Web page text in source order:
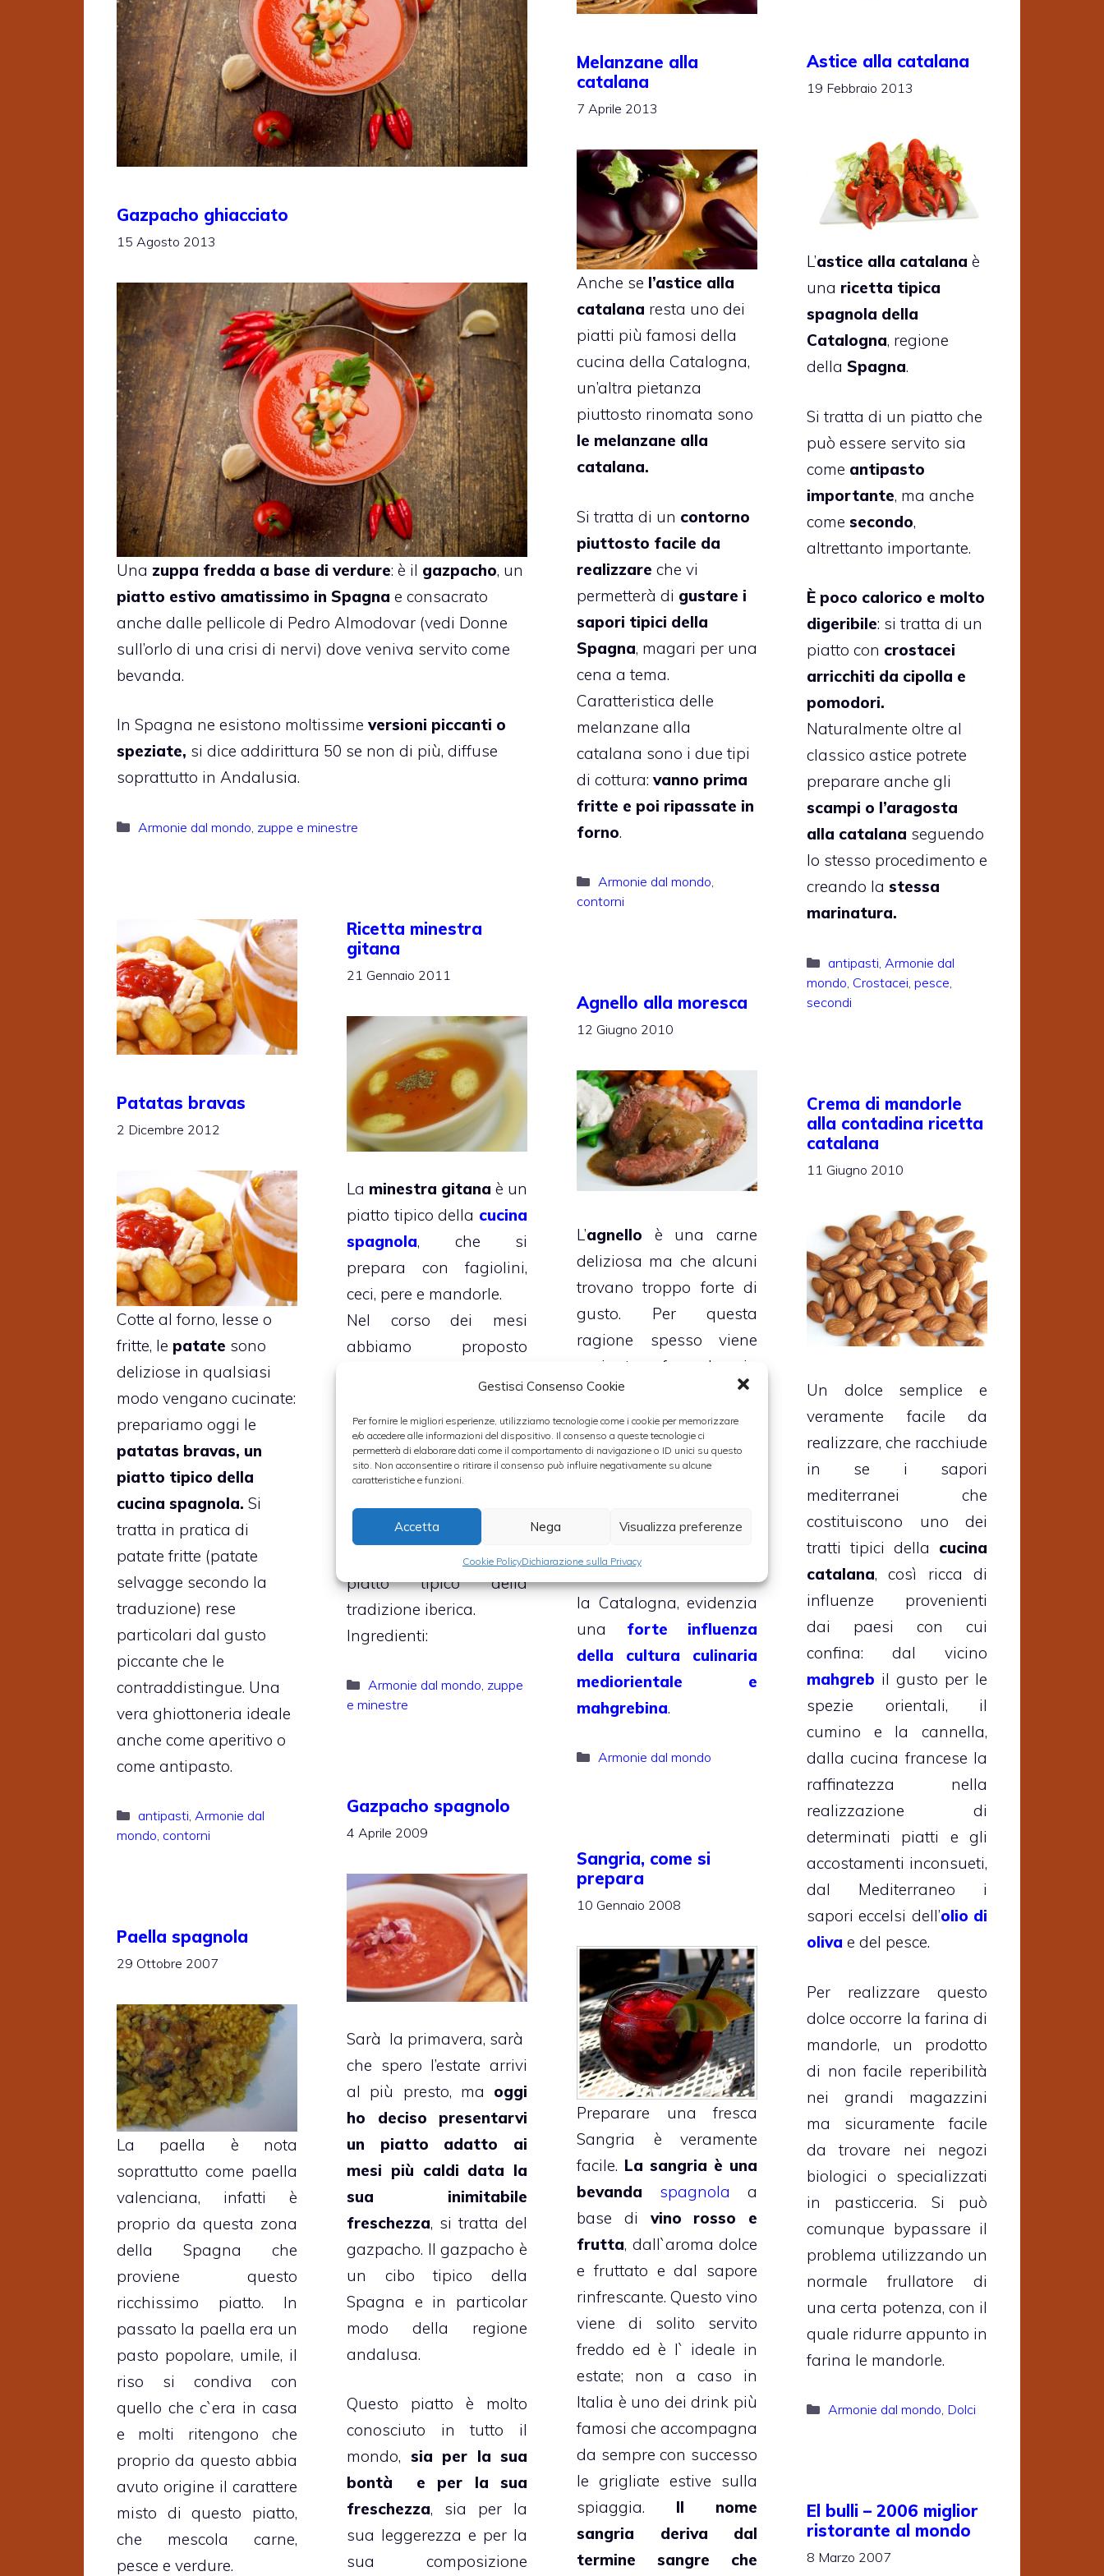
Gestisci Consenso Cookie
Per fornire le migliori esperienze, utilizziamo tecnologie come i cookie per memorizzare
e/o accedere alle informazioni del dispositivo. Il consenso a queste tecnologie ci
permetterà di elaborare dati come il comportamento di navigazione o ID unici su questo
sito. Non acconsentire o ritirare il consenso può influire negativamente su alcune
caratteristiche e funzioni.
Accetta Nega Visualizza preferenze
Cookie PolicyDichiarazione sulla Privacy
Gazpacho ghiacciato
15 Agosto 2013
Una zuppa fredda a base di verdure: è il gazpacho, un
piatto estivo amatissimo in Spagna e consacrato
anche dalle pellicole di Pedro Almodovar (vedi Donne
sull’orlo di una crisi di nervi) dove veniva servito come
bevanda.
In Spagna ne esistono moltissime versioni piccanti o
speziate, si dice addirittura 50 se non di più, diffuse
soprattutto in Andalusia.
Categorie
Armonie dal mondo zuppe e minestre
Melanzane alla
catalana
7 Aprile 2013
Anche se l’astice alla
catalana resta uno dei
piatti più famosi della
cucina della Catalogna,
un’altra pietanza
piuttosto rinomata sono
le melanzane alla
catalana.
Si tratta di un contorno
piuttosto facile da
realizzare che vi
permetterà di gustare i
sapori tipici della
Spagna, magari per una
cena a tema.
Caratteristica delle
melanzane alla
catalana sono i due tipi
di cottura: vanno prima
fritte e poi ripassate in
forno.
Categorie
Armonie dal mondo
contorni
Astice alla catalana
19 Febbraio 2013
L’astice alla catalana è
una ricetta tipica
spagnola della
Catalogna, regione
della Spagna.
Si tratta di un piatto che
può essere servito sia
come antipasto
importante, ma anche
come secondo,
altrettanto importante.
È poco calorico e molto
digeribile: si tratta di un
piatto con crostacei
arricchiti da cipolla e
pomodori.
Naturalmente oltre al
classico astice potrete
preparare anche gli
scampi o l’aragosta
alla catalana seguendo
lo stesso procedimento e
creando la stessa
marinatura.
Categorie
antipasti Armonie dal
mondo Crostacei pesce
secondi
Patatas bravas
2 Dicembre 2012
Cotte al forno, lesse o
fritte, le patate sono
deliziose in qualsiasi
modo vengano cucinate:
prepariamo oggi le
patatas bravas, un
piatto tipico della
cucina spagnola. Si
tratta in pratica di
patate fritte (patate
selvagge secondo la
traduzione) rese
particolari dal gusto
piccante che le
contraddistingue. Una
vera ghiottoneria ideale
anche come aperitivo o
come antipasto.
Categorie
antipasti Armonie dal
mondo contorni
Ricetta minestra
gitana
21 Gennaio 2011
La minestra gitana è un
piatto tipico della cucina
spagnola, che si
prepara con fagiolini,
ceci, pere e mandorle.
Nel corso dei mesi
abbiamo proposto
di patate aromatica, la
minestra maritatae la
pasta e fagioli alla
veneta. Vediamo
insieme gli ingredienti
per preparare questo
piatto tipico della
tradizione iberica.
Ingredienti:
Categorie
Armonie dal mondo zuppe
e minestre
Agnello alla moresca
12 Giugno 2010
L’agnello è una carne
deliziosa ma che alcuni
trovano troppo forte di
gusto. Per questa
ragione spesso viene
cucinata facendo in
modo di eliminarne le
asprezze ed il gusto
intenso utilizzando
spezie ed aromi. Questa
spagnola della riviera
la Catalogna, evidenzia
una forte influenza
della cultura culinaria
mediorientale e
mahgrebina.
Categorie
Armonie dal mondo
Crema di mandorle
alla contadina ricetta
catalana
11 Giugno 2010
Un dolce semplice e
veramente facile da
realizzare, che racchiude
in se i sapori
mediterranei che
costituiscono uno dei
tratti tipici della cucina
catalana, così ricca di
influenze provenienti
dai paesi con cui
confina: dal vicino
mahgreb il gusto per le
spezie orientali, il
cumino e la cannella,
dalla cucina francese la
raffinatezza nella
realizzazione di
determinati piatti e gli
accostamenti inconsueti,
dal Mediterraneo i
sapori eccelsi dell’olio di
oliva e del pesce.
Per realizzare questo
dolce occorre la farina di
mandorle, un prodotto
di non facile reperibilità
nei grandi magazzini
ma sicuramente facile
da trovare nei negozi
biologici o specializzati
in pasticceria. Si può
comunque bypassare il
problema utilizzando un
normale frullatore di
una certa potenza, con il
quale ridurre appunto in
farina le mandorle.
Categorie
Armonie dal mondo, Dolci
Gazpacho spagnolo
4 Aprile 2009
Sarà la primavera, sarà
che spero l’estate arrivi
al più presto, ma oggi
ho deciso presentarvi
un piatto adatto ai
mesi più caldi data la
sua inimitabile
freschezza, si tratta del
gazpacho. Il gazpacho è
un cibo tipico della
Spagna e in particolar
modo della regione
andalusa.
Questo piatto è molto
conosciuto in tutto il
mondo, sia per la sua
bontà e per la sua
freschezza, sia per la
sua leggerezza e per la
sua composizione
Sangria, come si
prepara
10 Gennaio 2008
Preparare una fresca
Sangria è veramente
facile. La sangria è una
bevanda spagnola a
base di vino rosso e
frutta, dall`aroma dolce
e fruttato e dal sapore
rinfrescante. Questo vino
viene di solito servito
freddo ed è l` ideale in
estate; non a caso in
Italia è uno dei drink più
famosi che accompagna
da sempre con successo
le grigliate estive sulla
spiaggia. Il nome
sangria deriva dal
termine sangre che
Paella spagnola
29 Ottobre 2007
La paella è nota
soprattutto come paella
valenciana, infatti è
proprio da questa zona
della Spagna che
proviene questo
ricchissimo piatto. In
passato la paella era un
pasto popolare, umile, il
riso si condiva con
quello che c`era in casa
e molti ritengono che
proprio da questo abbia
avuto origine il carattere
misto di questo piatto,
che mescola carne,
pesce e verdure.
El bulli – 2006 miglior
ristorante al mondo
8 Marzo 2007